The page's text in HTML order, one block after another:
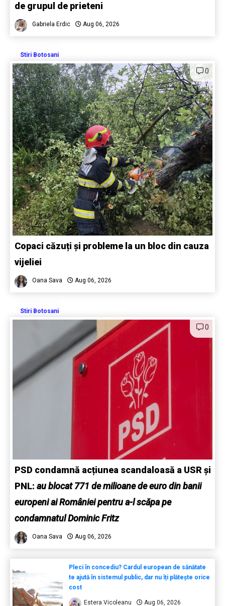
de grupul de prieteni
Gabriela Erdic Aug 06, 2026
Stiri Botosani
0
Copaci căzuți și probleme la un bloc din cauza
vijeliei
Oana Sava Aug 06, 2026
Stiri Botosani
0
PSD condamnă acțiunea scandaloasă a USR și
PNL: au blocat 771 de milioane de euro din banii
europeni ai României pentru a-l scăpa pe
condamnatul Dominic Fritz
Oana Sava Aug 06, 2026
Pleci în concediu? Cardul european de sănătate
te ajută în sistemul public, dar nu îți plătește orice
cost
Estera Vicoleanu Aug 06, 2026